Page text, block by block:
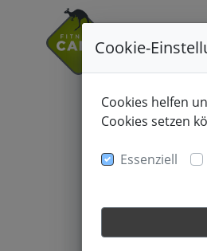
Cookie-
Cookies helfen
Cookies setzen
Essenziell